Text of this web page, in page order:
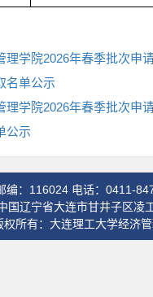
理学院2026年春季批次申
名单公示
理学院2026年春季批次申
公示
编：116024 电话：0411-
国辽宁省大连市甘井子区凌
权所有：大连理工大学经济